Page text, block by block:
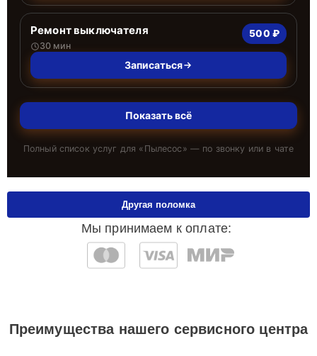
Ремонт выключателя
30 мин
500 ₽
Записаться
Показать всё
Полный список услуг для « Пылесос » — по звонку или в чате
Мы принимаем к оплате:
Другая поломка
Преимущества нашего сервисного центра